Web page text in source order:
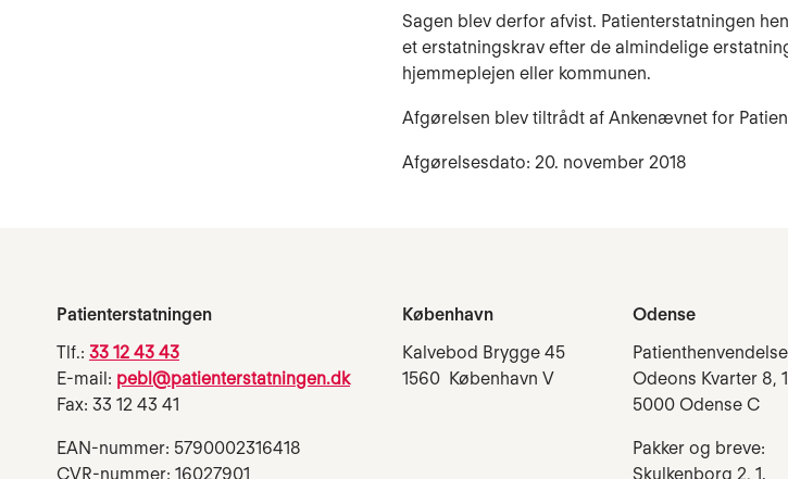
Sagen blev derfor afvist. Patienterstatningen
et erstatningskrav efter de almindelige
hjemmeplejen eller kommunen.
Afgørelsen blev tiltrådt af Ankenævnet for
Afgørelsesdato: 20. november 2018
Patienterstatningen
Tlf.: 33 12 43 43
E-mail: pebl@patienterstatningen.dk
Fax: 33 12 43 41
EAN-nummer: 5790002316418
CVR-nummer: 16027901
København
Kalvebod Brygge 45
1560 København V
Odense
Odeons Kvarter 8,
5000 Odense C
Pakker og breve:
Skulkenborg 2, 1.